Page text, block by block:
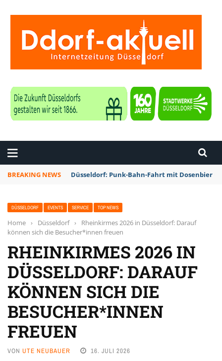
BREAKING NEWS Düsseldorf: Rheinbahn testet Technik zur
DÜSSELDORF EVENTS SERVICE TOP NEWS
Home › Düsseldorf ›
Rheinkirmes 2026 in Düsseldorf: Darauf
können sich die Besucher*innen freuen
RHEINKIRMES 2026 IN
DÜSSELDORF: DARAUF
KÖNNEN SICH DIE
BESUCHER*INNEN
FREUEN
VON UTE NEUBAUER 16. JULI 2026